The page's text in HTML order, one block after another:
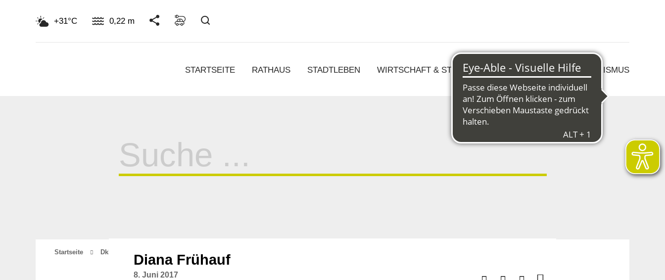
+31°C 0,22 m
STARTSEITE RATHAUS STADTLEBEN WIRTSCHAFT & STRUKTURWANDEL KULTUR & TOURISMUS
für:
Startseite Dkhy_contactsDiana Frühauf
8. Juni 2017